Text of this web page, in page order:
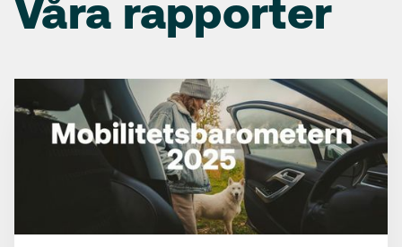
Våra rapporter